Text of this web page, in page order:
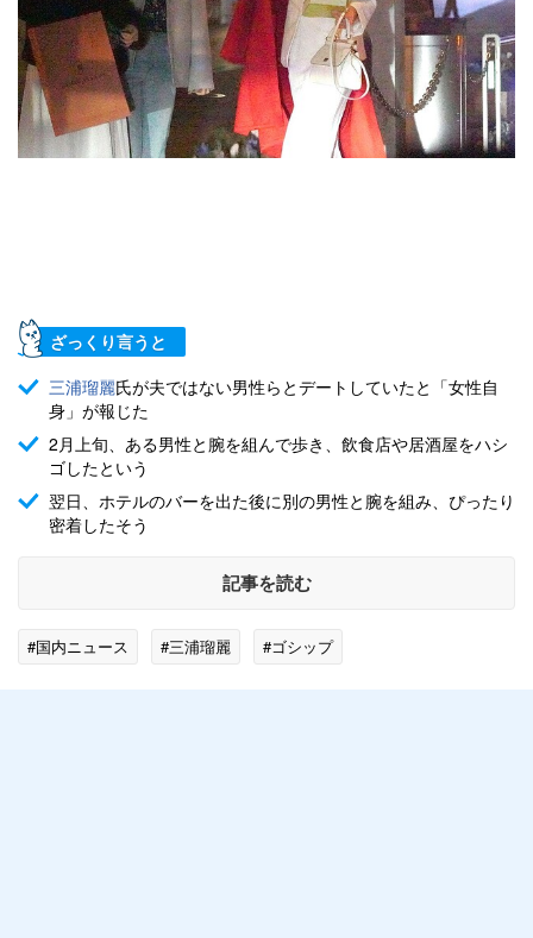
ざっくり言うと
三浦瑠麗氏が夫ではない男性らとデートしていたと「女性自
身」が報じた
2月上旬、ある男性と腕を組んで歩き、飲食店や居酒屋をハシ
ゴしたという
翌日、ホテルのバーを出た後に別の男性と腕を組み、ぴったり
密着したそう
記事を読む
#国内ニュース #三浦瑠麗 #ゴシップ